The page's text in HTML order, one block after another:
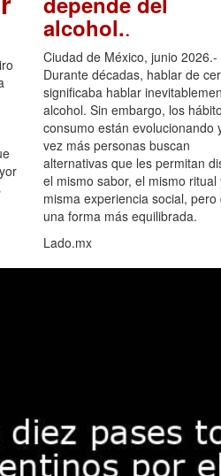
alcohol..
Ciudad de México, junio 2026.-
Durante décadas, hablar de
significaba hablar
alcohol. Sin embargo, los
consumo están evolucionando
vez más personas buscan
alternativas que les permitan
el mismo sabor, el mismo ritual
misma experiencia social, pero
una forma más equilibrada.
Lado.mx